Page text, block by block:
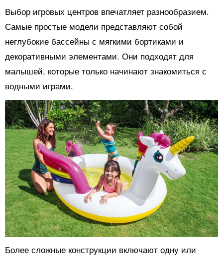
Выбор игровых центров впечатляет разнообразием.
Самые простые модели представляют собой
неглубокие бассейны с мягкими бортиками и
декоративными элементами. Они подходят для
малышей, которые только начинают знакомиться с
водными играми.
Более сложные конструкции включают одну или